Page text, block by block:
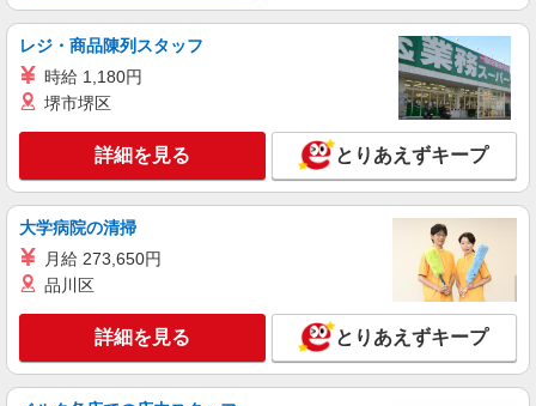
レジ・商品陳列スタッフ
時給 1,180円
堺市堺区
詳細を見る とりあえずキープ
大学病院の清掃
月給 273,650円
品川区
詳細を見る とりあえずキープ